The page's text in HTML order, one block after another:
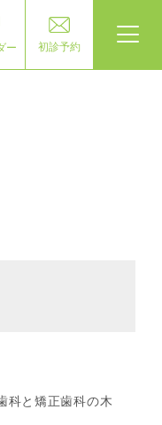
ー 初診予約
科と矯正歯科の木